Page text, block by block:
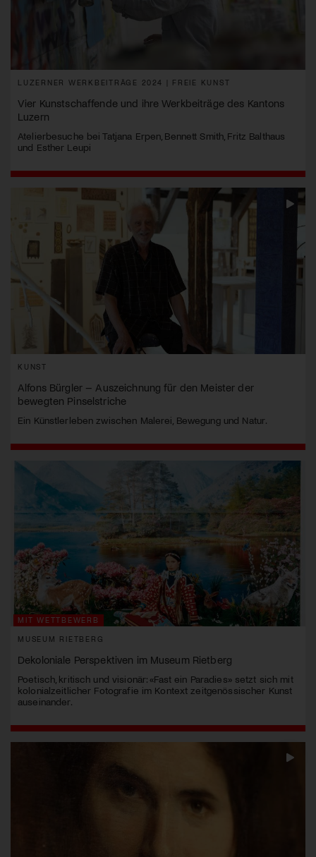
LUZERNER WERKBEITRÄGE 2024 | FREIE KUNST
Vier Kunstschaffende und ihre Werkbeiträge des Kantons
Luzern
Atelierbesuche bei Tatjana Erpen, Bennett Smith, Fritz Balthaus
und Esther Leupi
KUNST
Alfons Bürgler – Auszeichnung für den Meister der
bewegten Pinselstriche
Ein Künstlerleben zwischen Malerei, Bewegung und Natur.
MIT WETTBEWERB
MUSEUM RIETBERG
Dekoloniale Perspektiven im Museum Rietberg
Poetisch, kritisch und visionär: «Fast ein Paradies» setzt sich mit
kolonialzeitlicher Fotografie im Kontext zeitgenössischer Kunst
auseinander.